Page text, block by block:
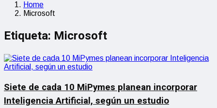
Home
Microsoft
Etiqueta: Microsoft
Siete de cada 10 MiPymes planean incorporar
Inteligencia Artificial, según un estudio